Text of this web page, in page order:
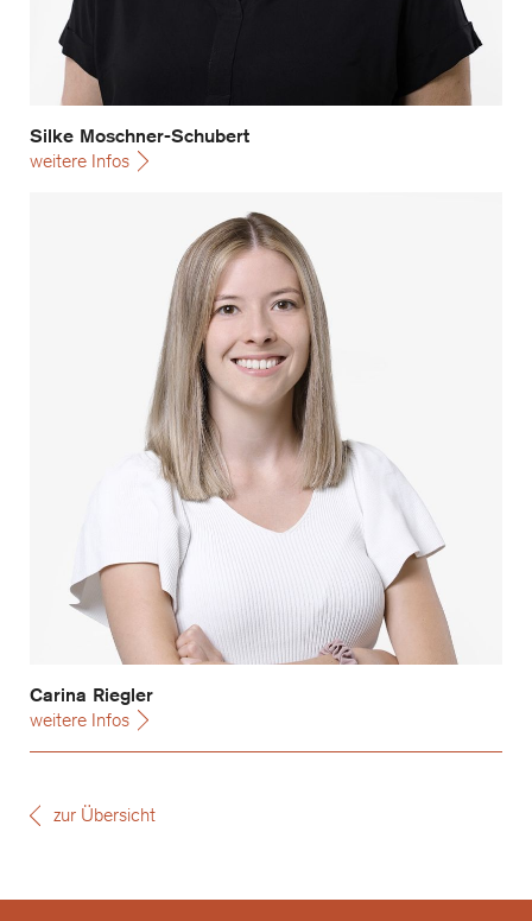
Silke Moschner-Schubert
weitere Infos
Carina Riegler
weitere Infos
zur Übersicht